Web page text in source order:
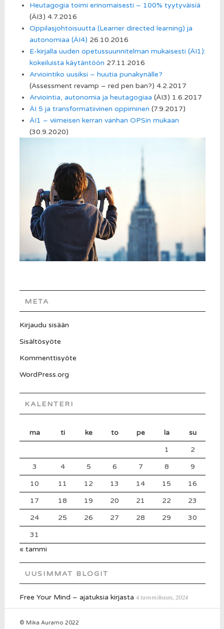
Heutagogia toimi erinomaisesti – 100% tyytyväisiä
(ÄI3) 4.7.2016
Oppilasjohtoisuutta (Learner directed learning) ja
autonomiaa (ÄI4) 26.10.2016
E-kirjalla uuden opetussuunnitelman mukaisesti (ÄI1):
kokeiluista käytäntöön 27.11.2016
Arviointiko uusiksi – huutia punakynälle?
(Assessment revamp – red pen ban?) 4.2.2017
Arviointia, autonomia ja heutagogiaa (ÄI3) 1.6.2017
ÄI 5 ja transformatiivinen oppiminen (7.9.2017)
ÄI1 – viimeisen kerran vanhan OPSin mukaan
(30.9.2020)
META
Kirjaudu sisään
Sisältösyöte
Kommenttisyöte
WordPress.org
KALENTERI
ma ti ke to pe la
su
1
2
3
4 5 6 7 8
9
10
11 12 13 14 15
16
17
18 19 20 21 22
23
24
25 26 27 28 29
30
31
« tammi
UUSIMMAT BLOGIT
Free Your Mind – ajatuksia kirjasta 4 tammikuun, 2024
© Mika Auramo 2022